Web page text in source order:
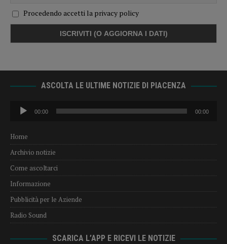
Procedendo accetti la privacy policy
ASCOLTA LE ULTIME NOTIZIE DI PIACENZA
Audio
Player
00:00 00:00
Home
Archivio notizie
Come ascoltarci
Informazione
Pubblicità per le Aziende
Radio Sound
SCARICA L’APP E RICEVI LE NOTIZIE